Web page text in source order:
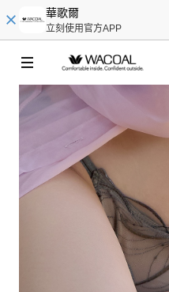
華歌爾
立刻使用官方APP